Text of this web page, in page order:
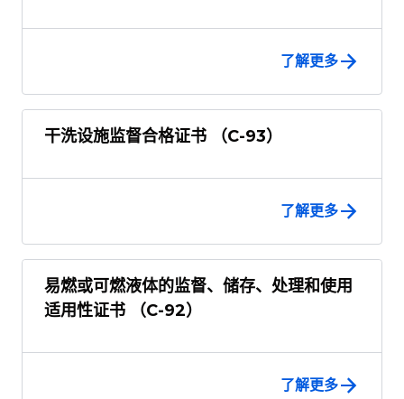
了解更多
干洗设施监督合格证书 （C-93）
了解更多
易燃或可燃液体的监督、储存、处理和使用
适用性证书 （C-92）
了解更多